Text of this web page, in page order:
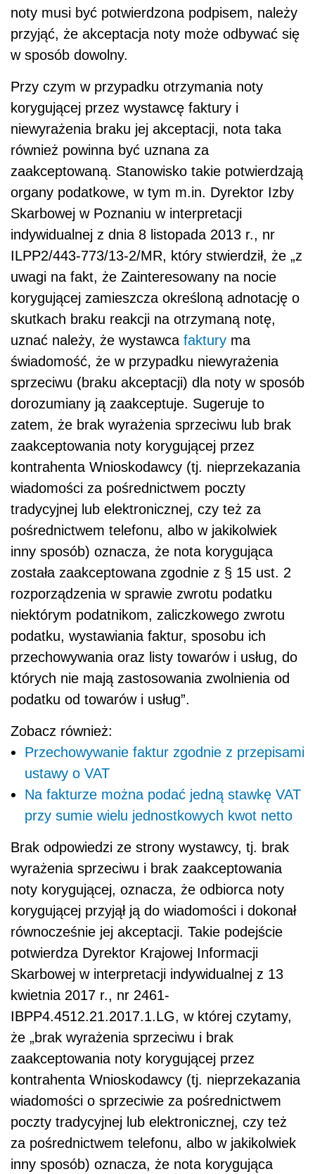
noty musi być potwierdzona podpisem, należy
przyjąć, że akceptacja noty może odbywać się
w sposób dowolny.
Przy czym w przypadku otrzymania noty
korygującej przez wystawcę faktury i
niewyrażenia braku jej akceptacji, nota taka
również powinna być uznana za
zaakceptowaną. Stanowisko takie potwierdzają
organy podatkowe, w tym m.in. Dyrektor Izby
Skarbowej w Poznaniu w interpretacji
indywidualnej z dnia 8 listopada 2013 r., nr
ILPP2/443-773/13-2/MR, który stwierdził, że „z
uwagi na fakt, że Zainteresowany na nocie
korygującej zamieszcza określoną adnotację o
skutkach braku reakcji na otrzymaną notę,
uznać należy, że wystawca faktury ma
świadomość, że w przypadku niewyrażenia
sprzeciwu (braku akceptacji) dla noty w sposób
dorozumiany ją zaakceptuje. Sugeruje to
zatem, że brak wyrażenia sprzeciwu lub brak
zaakceptowania noty korygującej przez
kontrahenta Wnioskodawcy (tj. nieprzekazania
wiadomości za pośrednictwem poczty
tradycyjnej lub elektronicznej, czy też za
pośrednictwem telefonu, albo w jakikolwiek
inny sposób) oznacza, że nota korygująca
została zaakceptowana zgodnie z § 15 ust. 2
rozporządzenia w sprawie zwrotu podatku
niektórym podatnikom, zaliczkowego zwrotu
podatku, wystawiania faktur, sposobu ich
przechowywania oraz listy towarów i usług, do
których nie mają zastosowania zwolnienia od
podatku od towarów i usług”.
Zobacz również:
Przechowywanie faktur zgodnie z przepisami
ustawy o VAT
Na fakturze można podać jedną stawkę VAT
przy sumie wielu jednostkowych kwot netto
Brak odpowiedzi ze strony wystawcy, tj. brak
wyrażenia sprzeciwu i brak zaakceptowania
noty korygującej, oznacza, że odbiorca noty
korygującej przyjął ją do wiadomości i dokonał
równocześnie jej akceptacji. Takie podejście
potwierdza Dyrektor Krajowej Informacji
Skarbowej w interpretacji indywidualnej z 13
kwietnia 2017 r., nr 2461-
IBPP4.4512.21.2017.1.LG, w której czytamy,
że „brak wyrażenia sprzeciwu i brak
zaakceptowania noty korygującej przez
kontrahenta Wnioskodawcy (tj. nieprzekazania
wiadomości o sprzeciwie za pośrednictwem
poczty tradycyjnej lub elektronicznej, czy też
za pośrednictwem telefonu, albo w jakikolwiek
inny sposób) oznacza, że nota korygująca